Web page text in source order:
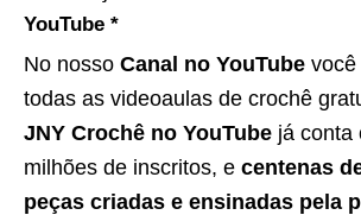
YouTube *
No nosso Canal no YouTube você
todas as videoaulas de crochê
JNY Crochê no YouTube já conta
milhões de inscritos, e centenas
peças criadas e ensinadas pela